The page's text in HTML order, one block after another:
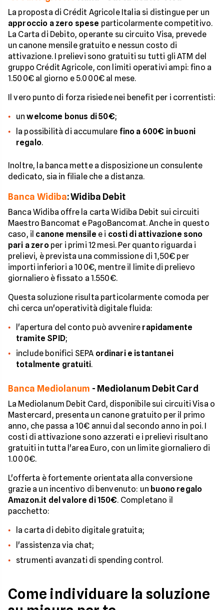
La proposta di Crédit Agricole Italia si distingue per un
approccio a zero spese particolarmente competitivo.
La Carta di Debito, operante su circuito Visa, prevede
un canone mensile gratuito e nessun costo di
attivazione. I prelievi sono gratuiti su tutti gli ATM del
gruppo Crédit Agricole, con limiti operativi ampi: fino a
1.500€ al giorno e 5.000€ al mese.
Il vero punto di forza risiede nei benefit per i correntisti:
unwelcome bonus di 50€;
la possibilità di accumulare fino a 600€ in buoni
regalo.
Inoltre, la banca mette a disposizione un consulente
dedicato, sia in filiale che a distanza.
Banca Widiba: Widiba Debit
Banca Widiba offre la carta Widiba Debit sui circuiti
Maestro Bancomat e PagoBancomat. Anche in questo
caso, il canone mensile e i costi di attivazione sono
pari a zeroper i primi 12 mesi. Per quanto riguarda i
prelievi, è prevista una commissione di 1,50€ per
importi inferiori a 100€, mentre il limite di prelievo
giornaliero è fissato a 1.550€.
Questa soluzione risulta particolarmente comoda per
chi cerca un'operatività digitale fluida:
l'apertura del conto può avvenire rapidamente
tramite SPID;
include bonifici SEPA ordinari e istantanei
totalmente gratuiti.
Banca Mediolanum - Mediolanum Debit Card
La Mediolanum Debit Card, disponibile sui circuiti Visa o
Mastercard, presenta un canone gratuito per il primo
anno, che passa a 10€ annui dal secondo anno in poi. I
costi di attivazione sono azzerati e i prelievi risultano
gratuiti in tutta l'area Euro, con un limite giornaliero di
1.000€.
L'offerta è fortemente orientata alla conversione
grazie a un incentivo di benvenuto: un buono regalo
Amazon.it del valore di 150€. Completano il
pacchetto:
la carta di debito digitale gratuita;
l'assistenza via chat;
strumenti avanzati di spending control.
Come individuare la soluzione